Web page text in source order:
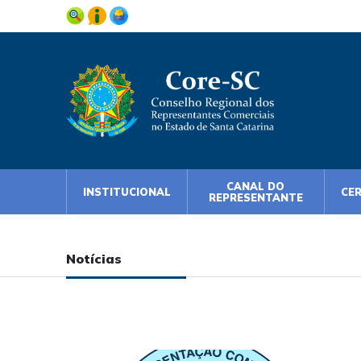
INSTITUCIONAL
CANAL DO
REPRESENTANTE
Notícias